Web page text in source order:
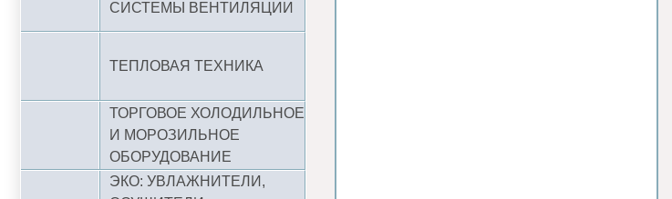
СИСТЕМЫ ВЕНТИЛЯЦИИ
ТЕПЛОВАЯ ТЕХНИКА
ТОРГОВОЕ ХОЛОДИЛЬНОЕ
И МОРОЗИЛЬНОЕ
ОБОРУДОВАНИЕ
ЭКО: УВЛАЖНИТЕЛИ,